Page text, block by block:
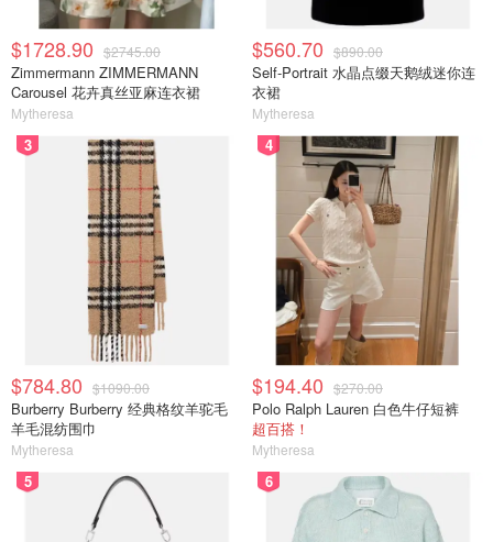
$1728.90 $2745.00
Zimmermann ZIMMERMANN
Carousel 花卉真丝亚麻连衣裙
Mytheresa
$560.70 $890.00
Self-Portrait 水晶点缀天鹅绒迷你连
衣裙
Mytheresa
3
$784.80 $1090.00
Burberry Burberry 经典格纹羊驼毛
羊毛混纺围巾
Mytheresa
4
$194.40 $270.00
Polo Ralph Lauren 白色牛仔短裤
超百搭！
Mytheresa
5 6